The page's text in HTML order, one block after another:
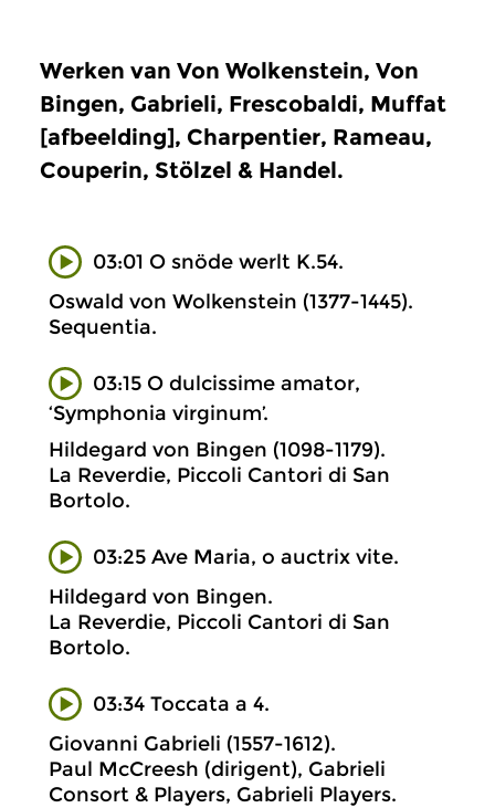
Werken van Von Wolkenstein, Von
Bingen, Gabrieli, Frescobaldi, Muffat
[afbeelding], Charpentier, Rameau,
Couperin, Stölzel & Handel.
03:01 O snöde werlt K.54.
Oswald von Wolkenstein (1377-1445).
Sequentia.
03:15 O dulcissime amator,
‘Symphonia virginum’.
Hildegard von Bingen (1098-1179).
La Reverdie, Piccoli Cantori di San
Bortolo.
03:25 Ave Maria, o auctrix vite.
Hildegard von Bingen.
La Reverdie, Piccoli Cantori di San
Bortolo.
03:34 Toccata a 4.
Giovanni Gabrieli (1557-1612).
Paul McCreesh (dirigent), Gabrieli
Consort & Players, Gabrieli Players.